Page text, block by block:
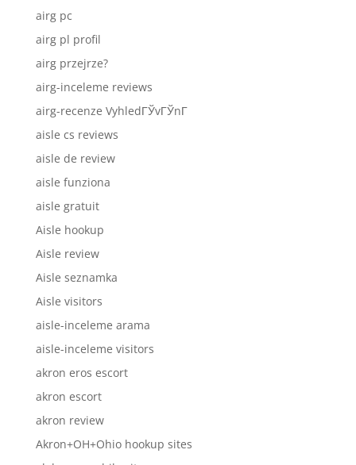
airg pc
airg pl profil
airg przejrze?
airg-inceleme reviews
airg-recenze VyhledГЎvГЎnГ­
aisle cs reviews
aisle de review
aisle funziona
aisle gratuit
Aisle hookup
Aisle review
Aisle seznamka
Aisle visitors
aisle-inceleme arama
aisle-inceleme visitors
akron eros escort
akron escort
akron review
Akron+OH+Ohio hookup sites